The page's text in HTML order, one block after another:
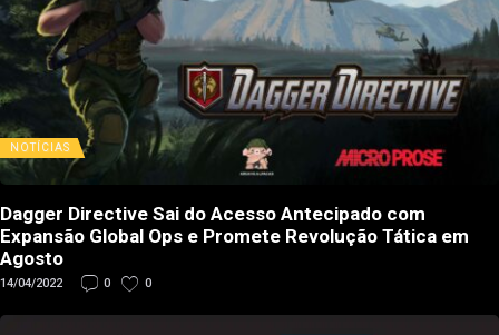
NOTÍCIAS
Dagger Directive Sai do Acesso Antecipado com
Expansão Global Ops e Promete Revolução Tática em
Agosto
14/04/2022 0 0